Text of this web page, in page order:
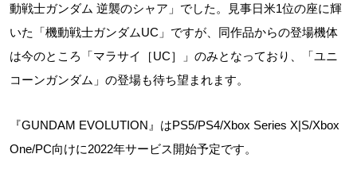
動戦士ガンダム 逆襲のシャア」でした。見事日米1位の座に輝
いた「機動戦士ガンダムUC」ですが、同作品からの登場機体
は今のところ「マラサイ［UC］」のみとなっており、「ユニ
コーンガンダム」の登場も待ち望まれます。
『GUNDAM EVOLUTION』はPS5/PS4/Xbox Series X|S/Xbox
One/PC向けに2022年サービス開始予定です。